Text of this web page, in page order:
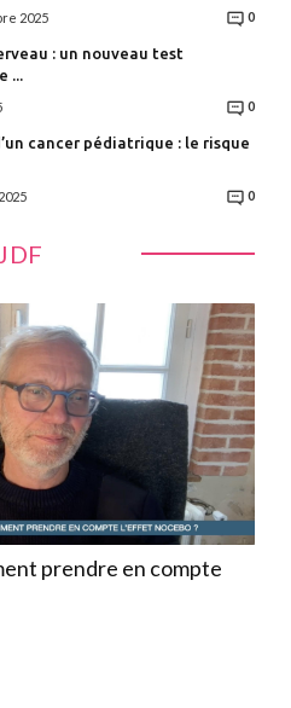
2025 0
: un nouveau test
diagnostique ...
0
cancer pédiatrique : le risque
0
prendre en compte